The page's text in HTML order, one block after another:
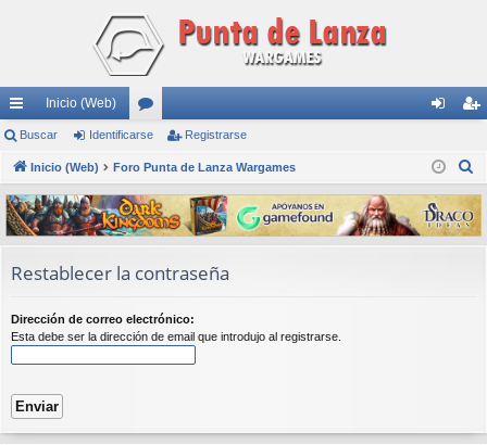
nl
ac
es
rá
pi
s
Inicio (Web)
or
os nti
fic
ar
ist
ra
rs
Buscar Identificarse Registrarse
Inicio (Web) Foro Punta de Lanza Wargames
s
c
Restablecer la contraseña
Dirección de correo electrónico:
Esta debe ser la dirección de email que introdujo al registrarse.